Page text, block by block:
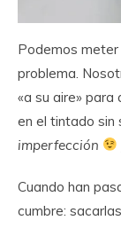
Podemos meter
problema.
«a su aire»
en el tintado sin
imperfección
Cuando han
cumbre: